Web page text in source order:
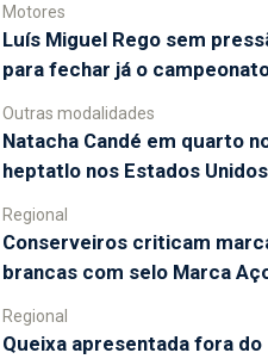
Motores
Luís Miguel Rego sem
para fechar já o
Outras modalidades
Natacha Candé em quarto
heptatlo nos Estados Unidos
Regional
Conserveiros criticam
brancas com selo Marca
Regional
Queixa apresentada fora do